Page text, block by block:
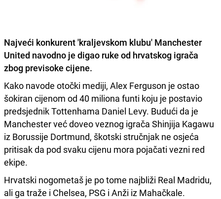
Najveći konkurent 'kraljevskom klubu' Manchester
United navodno je digao ruke od hrvatskog igrača
zbog previsoke cijene.
Kako navode otočki mediji, Alex Ferguson je ostao
šokiran cijenom od 40 miliona funti koju je postavio
predsjednik Tottenhama Daniel Levy. Budući da je
Manchester već doveo veznog igrača Shinjija Kagawu
iz Borussije Dortmund, škotski stručnjak ne osjeća
pritisak da pod svaku cijenu mora pojačati vezni red
ekipe.
Hrvatski nogometaš je po tome najbliži Real Madridu,
ali ga traže i Chelsea, PSG i Anži iz Mahačkale.